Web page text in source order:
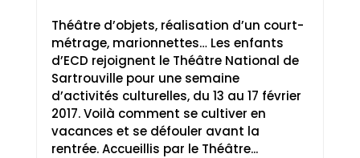
Théâtre d’objets, réalisation d’un court-
métrage, marionnettes… Les enfants
d’ECD rejoignent le Théâtre National de
Sartrouville pour une semaine
d’activités culturelles, du 13 au 17 février
2017. Voilà comment se cultiver en
vacances et se défouler avant la
rentrée. Accueillis par le Théâtre...